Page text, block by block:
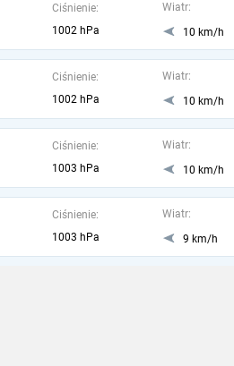
Ciśnienie:
1002 hPa
Wiatr:
10 km/h
Ciśnienie:
1002 hPa
Wiatr:
10 km/h
Ciśnienie:
1003 hPa
Wiatr:
10 km/h
Ciśnienie:
1003 hPa
Wiatr:
9 km/h